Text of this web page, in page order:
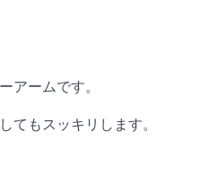
アームです。
てもスッキリします。